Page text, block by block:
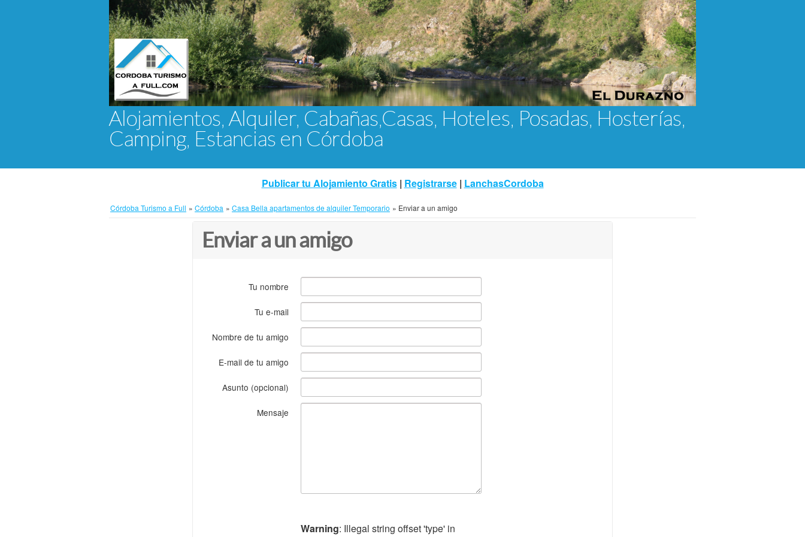
Alojamientos, Alquiler, Cabañas,Casas, Hoteles, Posadas, Hosterías,
Camping, Estancias en Córdoba
Publicar tu Alojamiento Gratis| Registrarse| LanchasCordoba
Córdoba Turismo a Full » Córdoba » Casa Bella apartamentos de alquiler Temporario » Enviar a un amigo
Enviar a un amigo
Tu nombre
Tu e-mail
Nombre de tu amigo
E-mail de tu amigo
Asunto (opcional)
Mensaje
Warning: Illegal string offset 'type' in